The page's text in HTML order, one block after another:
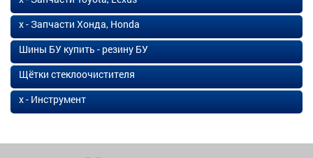
х - Запчасти Хонда, Honda
Шины БУ купить - резину БУ
Щётки стеклоочистителя
х - Инструмент